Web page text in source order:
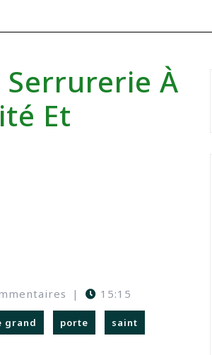
Serrurerie À
Et
| 15:15
grand porte saint